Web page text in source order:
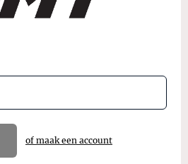
of maak een account